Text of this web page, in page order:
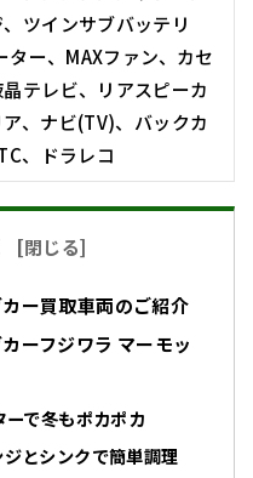
ツインサブバッテリ
ー、MAXファン、カセ
テレビ、リアスピーカ
、ナビ(TV)、バックカ
、ドラレコ
[閉じる]
ー買取車両のご紹介
ーフジワラ マーモッ
ーで冬もポカポカ
とシンクで簡単調理